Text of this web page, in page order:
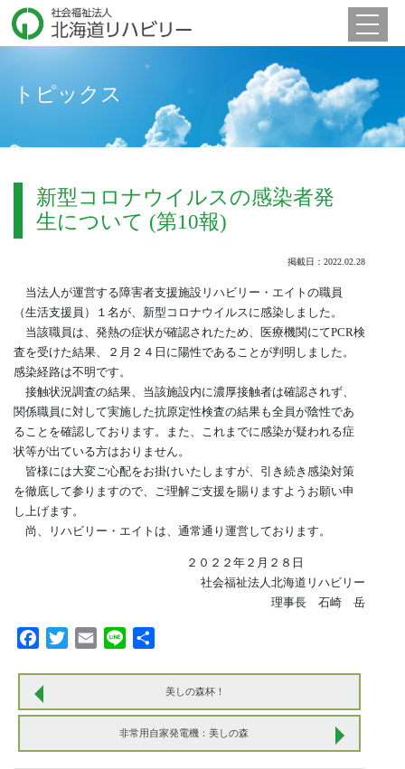
Toggle
トピックス
新型コロナウイルスの感染者発
生について (第10報)
掲載日：2022.02.28
当法人が運営する障害者支援施設リハビリー・エイトの職員
（生活支援員）１名が、新型コロナウイルスに感染しました。
当該職員は、発熱の症状が確認されたため、医療機関にてPCR検
査を受けた結果、２月２４日に陽性であることが判明しました。
感染経路は不明です。
接触状況調査の結果、当該施設内に濃厚接触者は確認されず、
関係職員に対して実施した抗原定性検査の結果も全員が陰性であ
ることを確認しております。また、これまでに感染が疑われる症
状等が出ている方はおりません。
皆様には大変ご心配をお掛けいたしますが、引き続き感染対策
を徹底して参りますので、ご理解ご支援を賜りますようお願い申
し上げます。
尚、リハビリー・エイトは、通常通り運営しております。
２０２２年２月２８日
社会福祉法人北海道リハビリー
理事長 石崎 岳
Facebook
TwitterEmail Line
美しの森杯！
非常用自家発電機：美しの森